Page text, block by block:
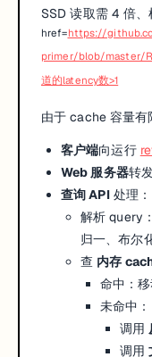
SSD 读取需 4 倍、
href=https://
primer/blob/master/
道的latency数>1
由于 cache 容量有
客户端向运行
Web 服务器转
查询 API处理：
解析 query
归一、布尔
查 内存
命中：
未命中：
调用
调用